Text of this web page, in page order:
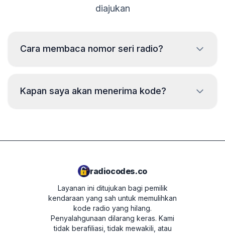
diajukan
Cara membaca nomor seri radio?
pelepasan dan membaca kode dari label pada casing
radio. Biasanya nomor seri berada di atas atau di
DB0922R0999501
Kapan saya akan menerima kode?
radiocodes.co
Layanan ini ditujukan bagi pemilik
kendaraan yang sah untuk memulihkan
kode radio yang hilang.
Penyalahgunaan dilarang keras. Kami
tidak berafiliasi, tidak mewakili, atau